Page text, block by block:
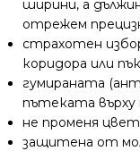
ширини, а
отрежем
страхотен
коридора или
гумираната
пътеката върху
не променя
защитена от